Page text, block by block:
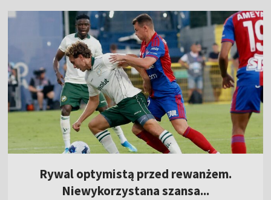
Rywal optymistą przed rewanżem.
Niewykorzystana szansa...